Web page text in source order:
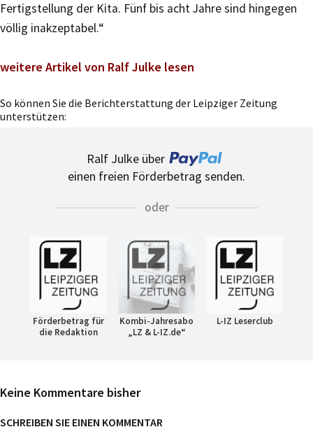
Fertigstellung der Kita. Fünf bis acht Jahre sind hingegen
völlig inakzeptabel.“
weitere Artikel von Ralf Julke lesen
So können Sie die Berichterstattung der Leipziger Zeitung
unterstützen:
Ralf Julke über
einen freien Förderbetrag senden.
oder
Förderbetrag für
die Redaktion
Kombi-Jahresabo
„LZ & L-IZ.de“
L-IZ Leserclub
Keine Kommentare bisher
SCHREIBEN SIE EINEN KOMMENTAR